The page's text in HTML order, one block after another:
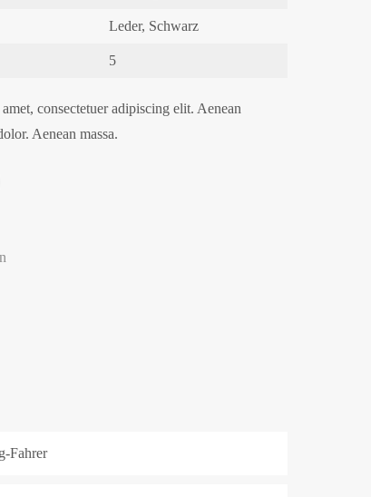
Leder, Schwarz
5
consectetuer adipiscing elit. Aenean
Aenean massa.
Fahrer